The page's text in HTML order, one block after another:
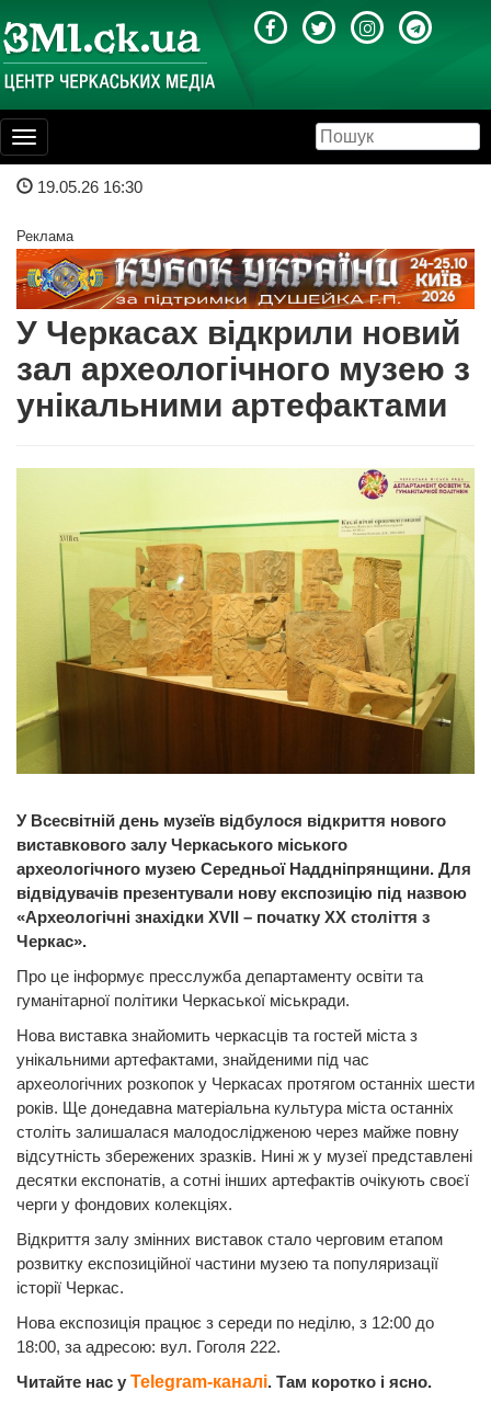
Toggle
navigation
19.05.26 16:30
Реклама
У Черкасах відкрили новий
зал археологічного музею з
унікальними артефактами
У Всесвітній день музеїв відбулося відкриття нового
виставкового залу Черкаського міського
археологічного музею Середньої Наддніпрянщини. Для
відвідувачів презентували нову експозицію під назвою
«Археологічні знахідки XVII – початку ХХ століття з
Черкас».
Про це інформує пресслужба департаменту освіти та
гуманітарної політики Черкаської міськради.
Нова виставка знайомить черкасців та гостей міста з
унікальними артефактами, знайденими під час
археологічних розкопок у Черкасах протягом останніх шести
років. Ще донедавна матеріальна культура міста останніх
століть залишалася малодослідженою через майже повну
відсутність збережених зразків. Нині ж у музеї представлені
десятки експонатів, а сотні інших артефактів очікують своєї
черги у фондових колекціях.
Відкриття залу змінних виставок стало черговим етапом
розвитку експозиційної частини музею та популяризації
історії Черкас.
Нова експозиція працює з середи по неділю, з 12:00 до
18:00, за адресою: вул. Гоголя 222.
Читайте нас у Telegram-каналі. Там коротко і ясно.